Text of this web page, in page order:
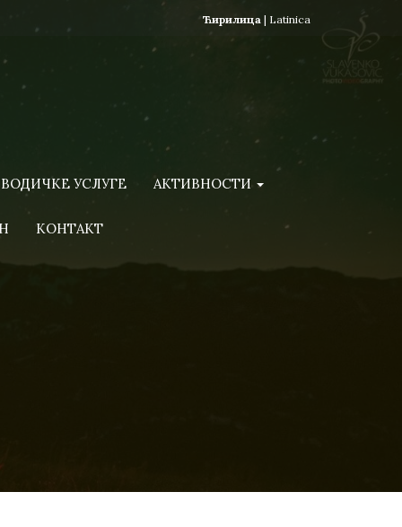
Ћирилица | Latinica
ВОДИЧКЕ УСЛУГЕ АКТИВНОСТИ
КОНТАКТ